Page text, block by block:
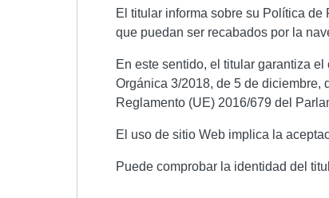
El titular informa sobre su Política
que puedan ser recabados por la
En este sentido, el titular garantiza
Orgánica 3/2018, de 5 de diciembre,
Reglamento (UE) 2016/679 del
El uso de sitio Web implica la
Puede comprobar la identidad del